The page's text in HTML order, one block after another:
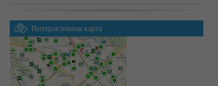
Интерактивная карта